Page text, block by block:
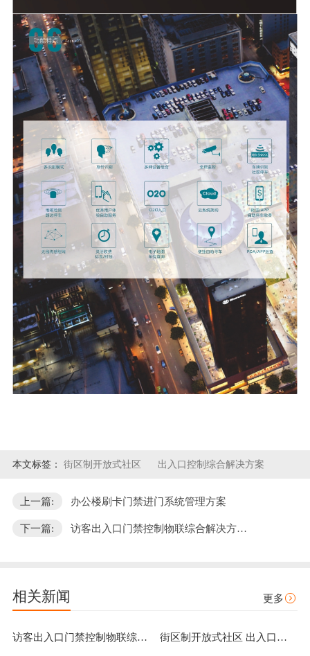
本文标签： 街区制开放式社区 出入口控制综合解决方案
上一篇: 办公楼刷卡门禁进门系统管理方案
下一篇: 访客出入口门禁控制物联综合解决方…
相关新闻 更多
访客出入口门禁控制物联综合解决方案 街区制开放式社区 出入口控制综合解决方案